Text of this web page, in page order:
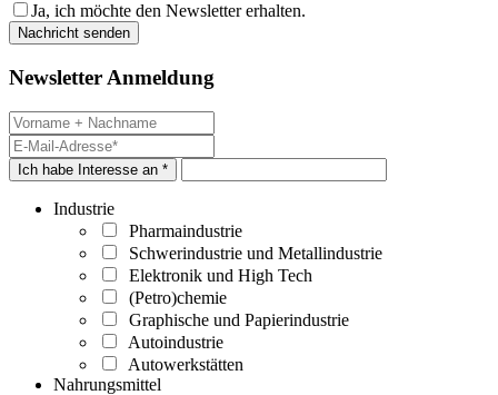
Ja, ich möchte den Newsletter erhalten.
Newsletter Anmeldung
Ich habe Interesse an *
Industrie
Pharmaindustrie
Schwerindustrie und Metallindustrie
Elektronik und High Tech
(Petro)chemie
Graphische und Papierindustrie
Autoindustrie
Autowerkstätten
Nahrungsmittel